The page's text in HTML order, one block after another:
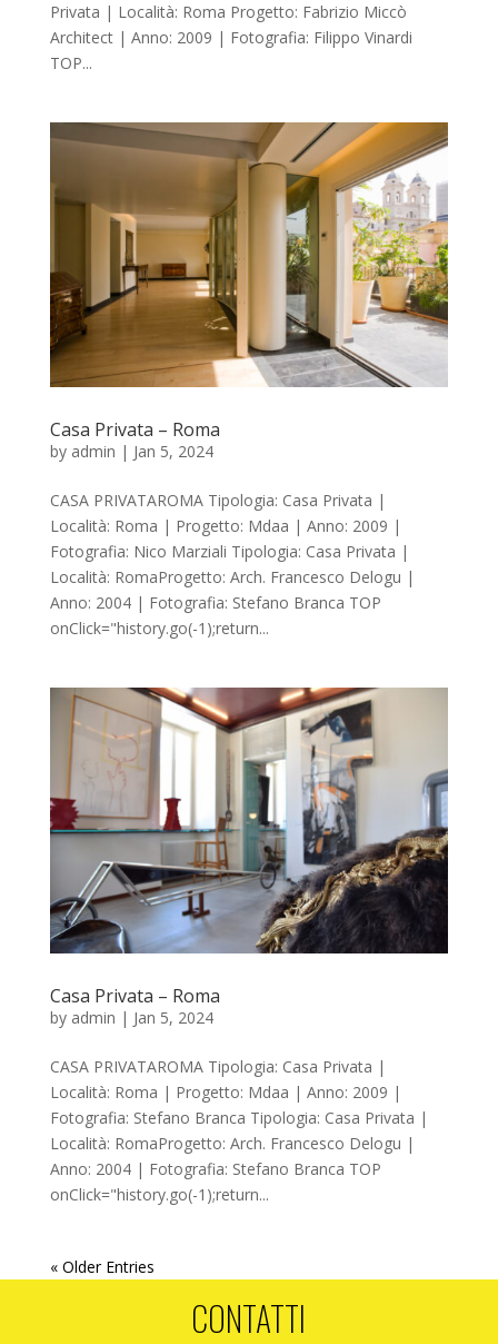
Privata | Località: Roma Progetto: Fabrizio Miccò
Architect | Anno: 2009 | Fotografia: Filippo Vinardi
TOP...
Casa Privata – Roma
by admin | Jan 5, 2024
CASA PRIVATAROMA Tipologia: Casa Privata |
Località: Roma | Progetto: Mdaa | Anno: 2009 |
Fotografia: Nico Marziali Tipologia: Casa Privata |
Località: RomaProgetto: Arch. Francesco Delogu |
Anno: 2004 | Fotografia: Stefano Branca TOP
onClick="history.go(-1);return...
Casa Privata – Roma
by admin | Jan 5, 2024
CASA PRIVATAROMA Tipologia: Casa Privata |
Località: Roma | Progetto: Mdaa | Anno: 2009 |
Fotografia: Stefano Branca Tipologia: Casa Privata |
Località: RomaProgetto: Arch. Francesco Delogu |
Anno: 2004 | Fotografia: Stefano Branca TOP
onClick="history.go(-1);return...
« Older Entries
CONTATTI